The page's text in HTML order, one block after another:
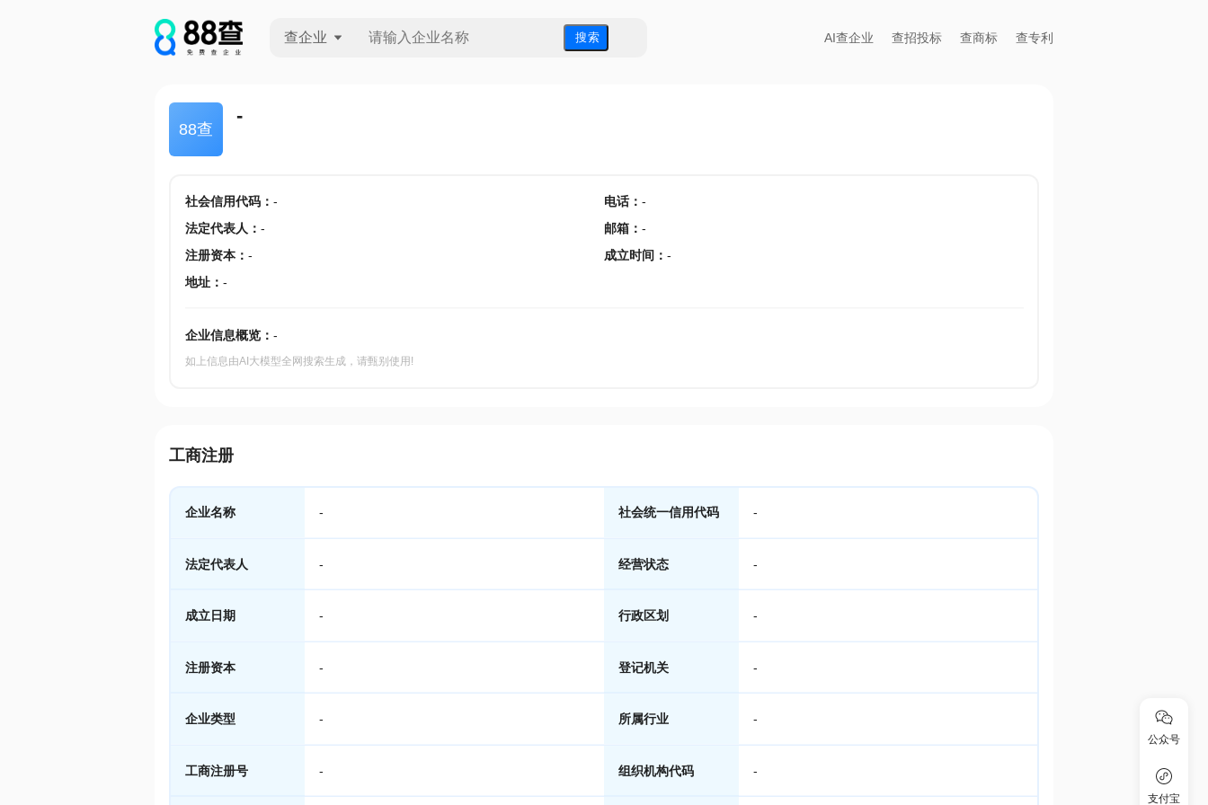
查企业 搜 索 AI查企业 查招投标 查商标 查专利
88查
-
社会信用代码： - 电话： -
法定代表人 ： - 邮箱 ： -
注册资本： - 成立时间 ： -
地址： -
企业信息概览： -
如上信息由AI大模型全网搜索生成，请甄别使用!
工商注册
企业名称 - 社会统一信用代码 -
法定代表人 - 经营状态 -
成立日期 - 行政区划 -
注册资本 - 登记机关 -
企业类型 - 所属行业 -
工商注册号 - 组织机构代码 -
公众号
支付宝